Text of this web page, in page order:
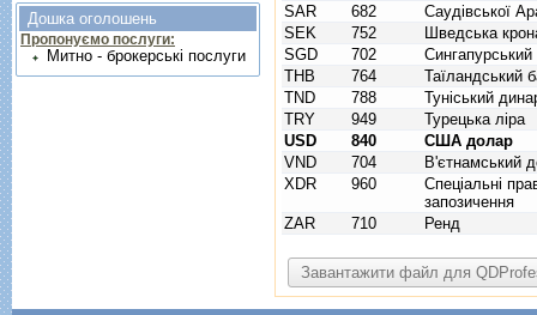
SAR
682
Саудівської
SEK
752
Шведська
SGD
702
THB
764
Таїландський
TND
788
Туніський
TRY
949
Турецька ліра
USD
840
США долар
VND
704
В'єтнамський
XDR
960
Спецiальнi
запозичення
ZAR
710 Ренд
Дошка оголошень
Пропонуємо послуги:
Митно - брокерські послуги